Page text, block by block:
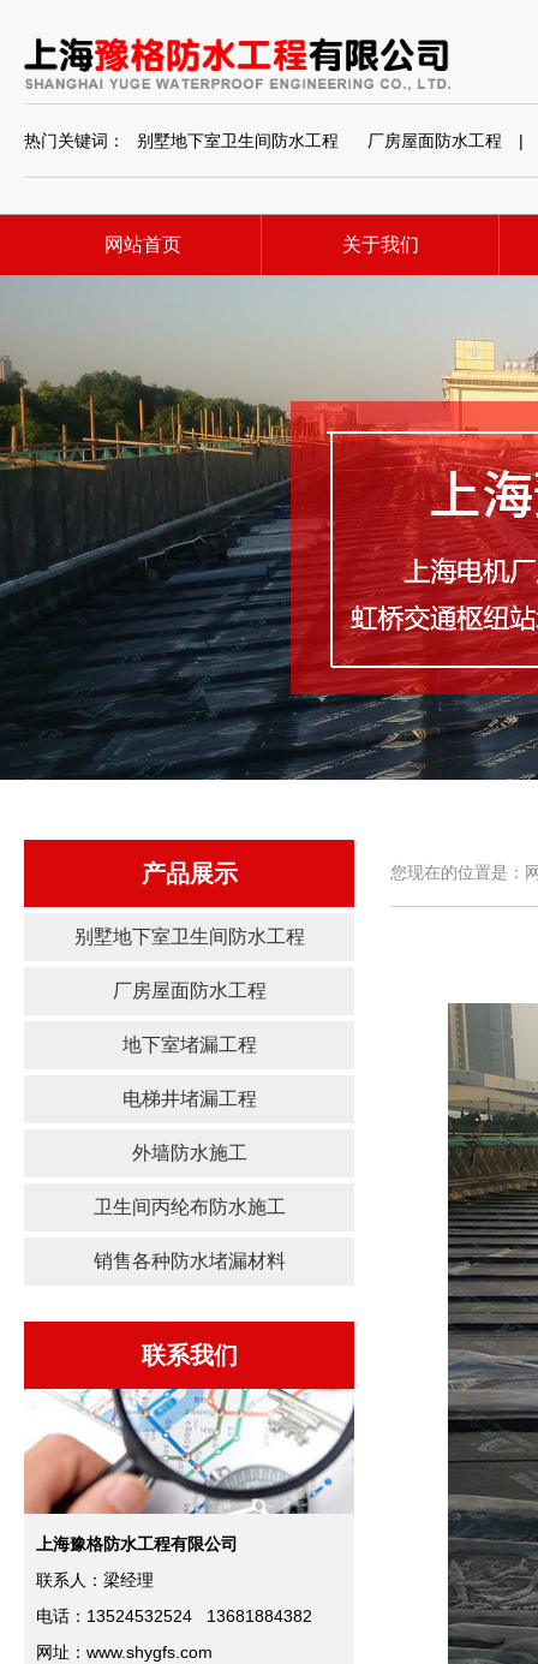
热门关键词： 别墅地下室卫生间防水工程 厂房屋面防水工程 |
网站首页 关于我们
产品展示
别墅地下室卫生间防水工程
厂房屋面防水工程
地下室堵漏工程
电梯井堵漏工程
外墙防水施工
卫生间丙纶布防水施工
销售各种防水堵漏材料
联系我们
上海豫格防水工程有限公司
联系人：梁经理
电话：13524532524 13681884382
网址：www.shygfs.com
您现在的位置是：